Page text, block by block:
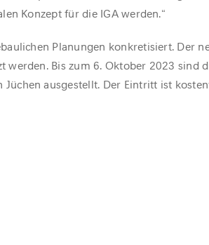
Konzept für die IGA werden.“
Planungen konkretisiert. Der
werden. Bis zum 6. Oktober 2023 sind
ausgestellt. Der Eintritt ist